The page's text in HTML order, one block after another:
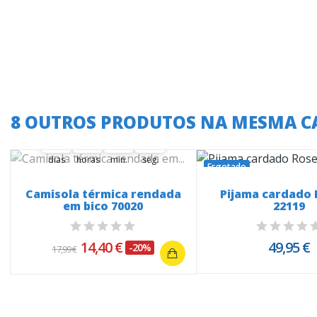
8 OUTROS PRODUTOS NA MESMA
36
36
00
dias
19
19
00
horas
00
00
00
min.
09
09
10
seg.
Camisola térmica rendada
em bico 70020
17,99 € 14,40 € -20%
Esgotado
Pijama cardado
22119
49,95 €